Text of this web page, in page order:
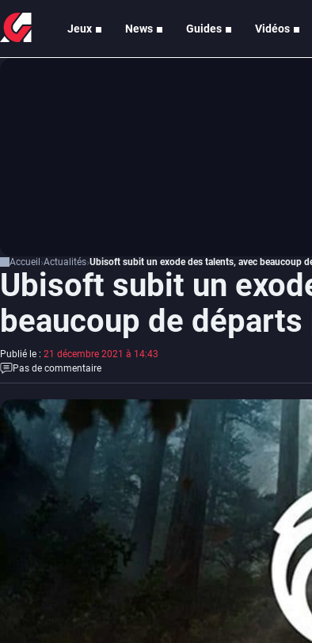
Jeux News Guides Vidéos
Accueil Actualités Ubisoft subit un exode des talents, avec beaucoup
Ubisoft subit un
beaucoup de
Publié le : 21 décembre 2021 à 14:43
Pas de commentaire